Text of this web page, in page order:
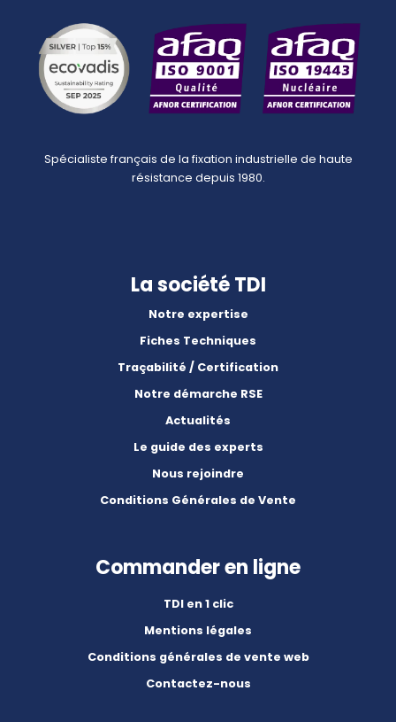
Spécialiste français de la fixation industrielle de haute
résistance depuis 1980.
La société TDI
Notre expertise
Fiches Techniques
Traçabilité / Certification
Notre démarche RSE
Actualités
Le guide des experts
Nous rejoindre
Conditions Générales de Vente
Commander en ligne
TDI en 1 clic
Mentions légales
Conditions générales de vente web
Contactez-nous